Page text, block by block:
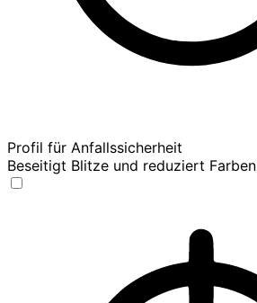
Profil für Anfallssicherheit
Beseitigt Blitze und reduziert Farben